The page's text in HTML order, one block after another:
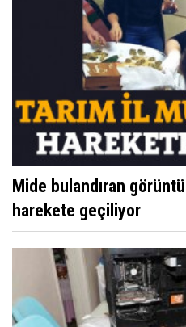
Mide bulandıran
harekete geçiliyor